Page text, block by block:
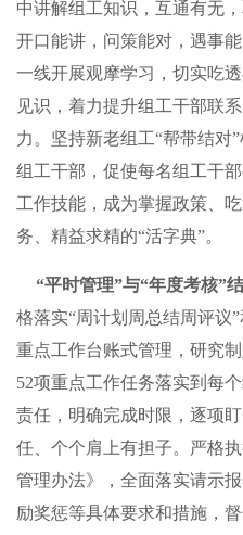
中讲解组工知识，互通有无
开口能讲，问策能对，遇事
一线开展观摩学习，切实吃
见识，着力提升组工干部联
力。坚持新老组工“帮带结对
组工干部，促使每名组工干
工作技能，成为掌握政策、
务、精益求精的“活字典”。
“平时管理”与“年度考核”
格落实“周计划周总结周评议
重点工作台账式管理，研究
52项重点工作任务落实到每
责任，明确完成时限，逐项
任、个个肩上有担子。严格
管理办法》，全面落实请示
励奖惩等具体要求和措施，